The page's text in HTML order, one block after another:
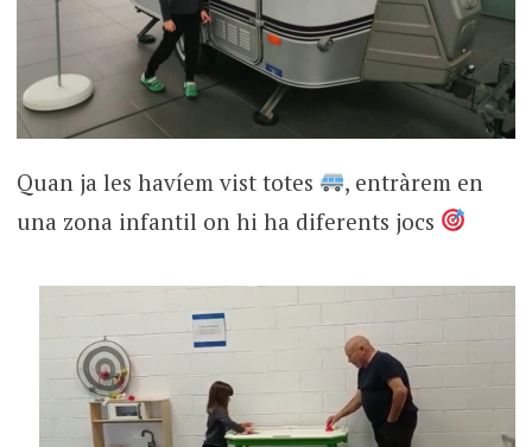
Quan ja les havíem vist totes
, entràrem en
una zona infantil on hi ha diferents jocs